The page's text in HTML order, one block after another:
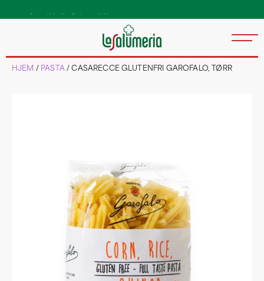
HJEM / PASTA/ CASARECCE GLUTENFRI GAROFALO, TØRR